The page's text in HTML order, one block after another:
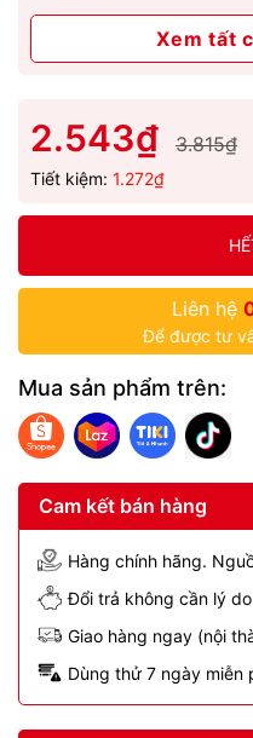
Xem tất
2.543₫ 3.815₫
Tiết kiệm: 1.272₫
Liên hệ
Để được tư
Mua sản phẩm trên:
Cam kết bán hàng
Hàng chính hãng.
Đổi trả không cần lý
Giao hàng ngay (nội
Dùng thử 7 ngày miễn